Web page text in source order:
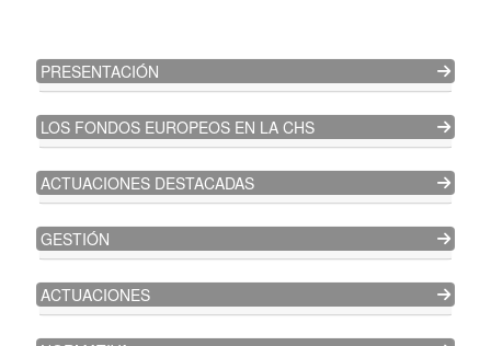
PRESENTACIÓN
LOS FONDOS EUROPEOS EN LA CHS
ACTUACIONES DESTACADAS
GESTIÓN
ACTUACIONES